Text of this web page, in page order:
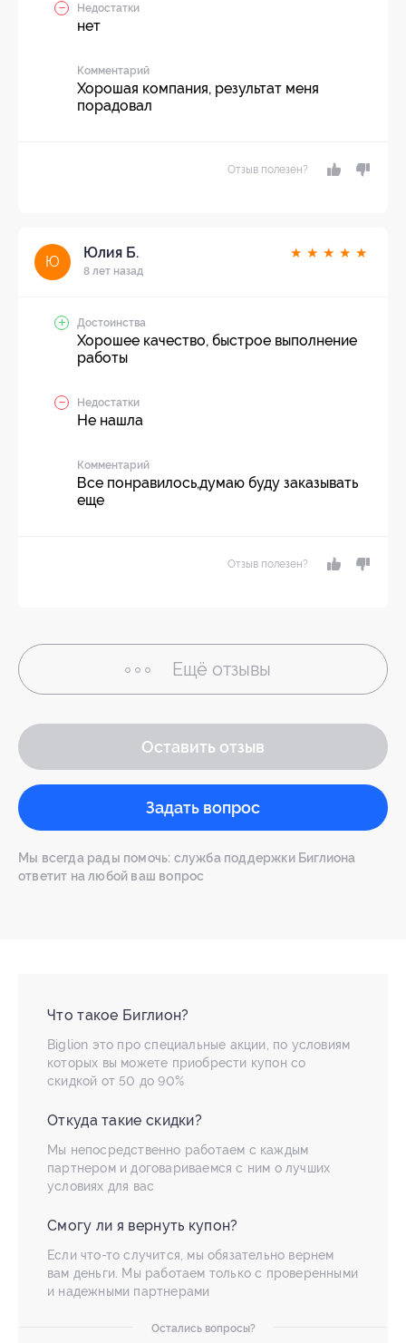
Недостатки
нет
Комментарий
Хорошая компания, результат меня
порадовал
Отзыв полезен?
Ю
Юлия Б.
8 лет назад
★ ★ ★ ★ ★
Достоинства
Хорошее качество, быстрое выполнение
работы
Недостатки
Не нашла
Комментарий
Все понравилось,думаю буду заказывать
еще
Отзыв полезен?
Ещё отзывы
Оставить отзыв
Задать вопрос
Мы всегда рады помочь: служба поддержки Биглиона
ответит на любой ваш вопрос
Что такое Биглион?
Biglion это про специальные акции, по условиям
которых вы можете приобрести купон со
скидкой от 50 до 90%
Откуда такие скидки?
Мы непосредственно работаем с каждым
партнером и договариваемся с ним о лучших
условиях для вас
Смогу ли я вернуть купон?
Если что-то случится, мы обязательно вернем
вам деньги. Мы работаем только с проверенными
и надежными партнерами
Остались вопросы?